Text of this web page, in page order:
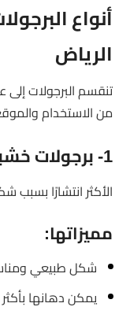
أنواع
الرياض
تنقسم البرجولات
من الاستخدام
1- برجولات خشبية
الأكثر انتشارًا بسبب
مميزاتها:
شكل طبيعي
يمكن دهانها